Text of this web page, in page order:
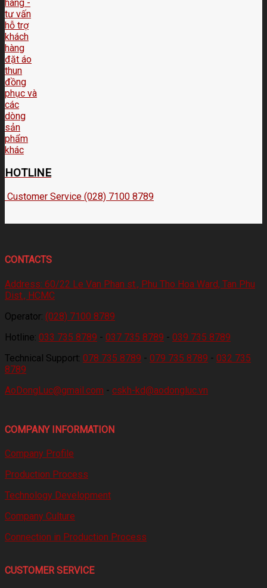
HOTLINE
Customer Service (028) 7100 8789
CONTACTS
Address: 60/22 Le Van Phan st., Phu Tho Hoa Ward, Tan Phu
Dist., HCMC
Operator: (028) 7100 8789
Hotline: 033 735 8789 - 037 735 8789 - 039 735 8789
Technical Support: 078 735 8789 - 079 735 8789 - 032 735
8789
AoDongLuc@gmail.com - cskh-kd@aodongluc.vn
COMPANY INFORMATION
Company Profile
Production Process
Technology Development
Company Culture
Connection in Production Process
CUSTOMER SERVICE